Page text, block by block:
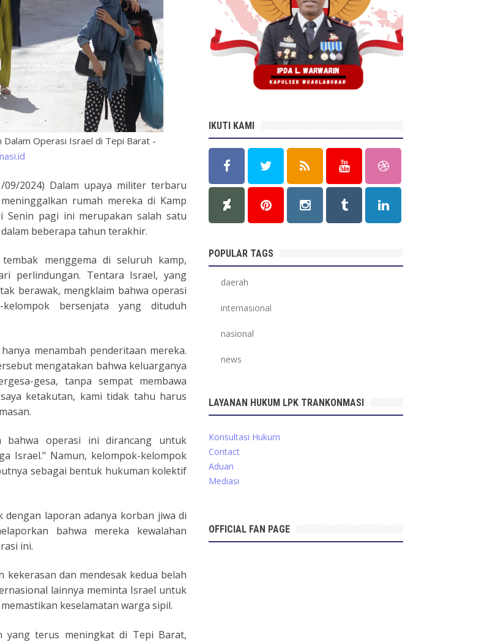
Dalam Operasi Israel di Tepi Barat -
2024) Dalam upaya militer terbaru
rumah mereka di Kamp
Senin pagi ini merupakan salah satu
beberapa tahun terakhir.
menggema di seluruh kamp,
perlindungan. Tentara Israel, yang
berawak, mengklaim bahwa operasi
bersenjata yang dituduh
menambah penderitaan mereka.
mengatakan bahwa keluarganya
gesa, tanpa sempat membawa
ketakutan, kami tidak tahu harus
bahwa operasi ini dirancang untuk
Israel." Namun, kelompok-kelompok
sebagai bentuk hukuman kolektif
dengan laporan adanya korban jiwa di
bahwa mereka kewalahan
ini.
dan mendesak kedua belah
lainnya meminta Israel untuk
keselamatan warga sipil.
yang terus meningkat di Tepi Barat,
IKUTI KAMI
POPULAR TAGS
daerah
internasional
nasional
news
LAYANAN HUKUM LPK TRANKONMASI
Konsultasi Hukum
Contact
Aduan
Mediasi
OFFICIAL FAN PAGE